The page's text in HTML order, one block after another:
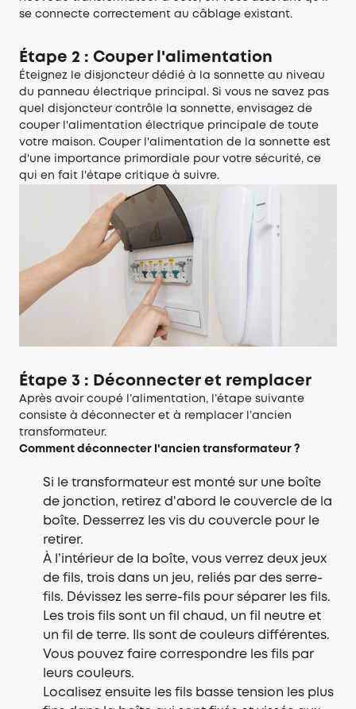
se connecte correctement au câblage existant.
Étape 2 : Couper l'alimentation
Éteignez le disjoncteur dédié à la sonnette au niveau
du panneau électrique principal. Si vous ne savez pas
quel disjoncteur contrôle la sonnette, envisagez de
couper l'alimentation électrique principale de toute
votre maison. Couper l'alimentation de la sonnette est
d'une importance primordiale pour votre sécurité, ce
qui en fait l'étape critique à suivre.
Étape 3 : Déconnecter et remplacer
Après avoir coupé l’alimentation, l’étape suivante
consiste à déconnecter et à remplacer l’ancien
transformateur.
Comment déconnecter l'ancien transformateur ?
Si le transformateur est monté sur une boîte
de jonction, retirez d'abord le couvercle de la
boîte. Desserrez les vis du couvercle pour le
retirer.
À l’intérieur de la boîte, vous verrez deux jeux
de fils, trois dans un jeu, reliés par des serre-
fils. Dévissez les serre-fils pour séparer les fils.
Les trois fils sont un fil chaud, un fil neutre et
un fil de terre. Ils sont de couleurs différentes.
Vous pouvez faire correspondre les fils par
leurs couleurs.
Localisez ensuite les fils basse tension les plus